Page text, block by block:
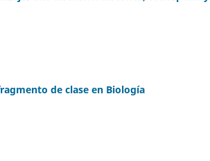
de clase en Biología